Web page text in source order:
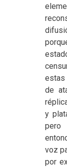
estas
de
y
pero
voz
por